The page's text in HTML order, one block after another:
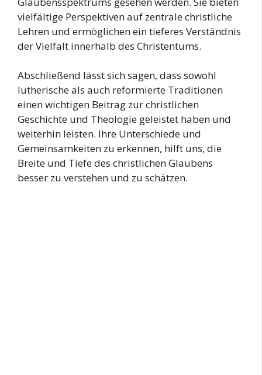
vielfältige Perspektiven auf zentrale christliche
Lehren und ermöglichen ein tieferes Verständnis
der Vielfalt innerhalb des Christentums.
Abschließend lässt sich sagen, dass sowohl
lutherische als auch reformierte Traditionen
einen wichtigen Beitrag zur christlichen
Geschichte und Theologie geleistet haben und
weiterhin leisten. Ihre Unterschiede und
Gemeinsamkeiten zu erkennen, hilft uns, die
Breite und Tiefe des christlichen Glaubens
besser zu verstehen und zu schätzen.